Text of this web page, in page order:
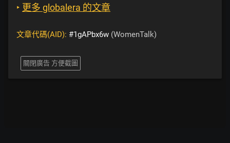
‣ 更多 globalera 的文章
文章代碼(AID): #1gAPbx6w (WomenTalk)
關閉廣告 方便截圖